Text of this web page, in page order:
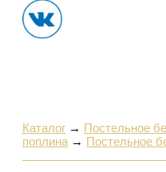
Каталог → Постельное
поплина → Постельное